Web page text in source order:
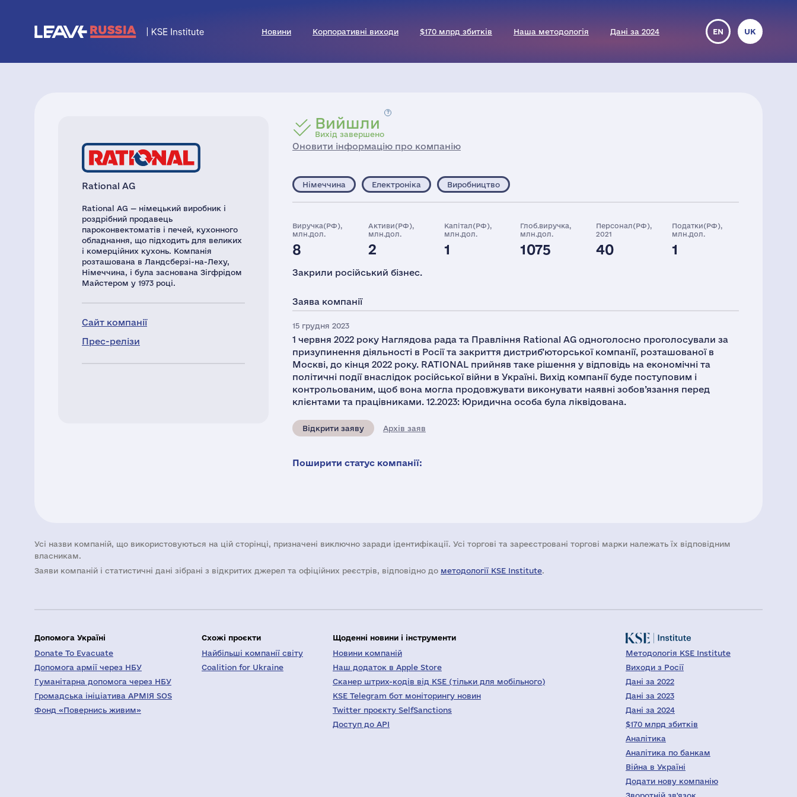
Новини Корпоративні виходи $170 млрд збитків Наша методологія Дані за 2024 EN UK
Rational AG
Rational AG — німецький виробник і
роздрібний продавець
пароконвектоматів і печей, кухонного
обладнання, що підходить для великих
і комерційних кухонь. Компанія
розташована в Ландсберзі-на-Леху,
Німеччина, і була заснована Зігфрідом
Майстером у 1973 році.
Сайт компанії
Прес-релізи
Вийшли
Вихід завершено
Оновити інформацію про компанію
Німеччина Електроніка Виробництво
Виручка(РФ),
млн.дол.
8
Активи(РФ),
млн.дол.
2
Капітал(РФ),
млн.дол.
1
Глоб.виручка,
млн.дол.
1075
Персонал(РФ),
2021
40
Податки(РФ),
млн.дол.
1
Закрили російський бізнес.
Заява компанії
15 грудня 2023
1 червня 2022 року Наглядова рада та Правління Rational AG одноголосно проголосували за
призупинення діяльності в Росії та закриття дистриб’юторської компанії, розташованої в
Москві, до кінця 2022 року. RATIONAL прийняв таке рішення у відповідь на економічні та
політичні події внаслідок російської війни в Україні. Вихід компанії буде поступовим і
контрольованим, щоб вона могла продовжувати виконувати наявні зобов’язання перед
клієнтами та працівниками. 12.2023: Юридична особа була ліквідована.
Відкрити заяву Архів заяв
Поширити статус компанії:
Усі назви компаній, що використовуються на цій сторінці, призначені виключно заради ідентифікації. Усі торгові та зареєстровані торгові марки належать їх відповідним
власникам.
Заяви компаній i статистичні дані зібрані з відкритих джерел та офіційних реєстрів, відповідно до методології KSE Institute.
Допомога Україні
Donate To Evacuate
Допомога армії через НБУ
Гуманітарна допомога через НБУ
Громадська ініціатива АРМІЯ SOS
Фонд «Повернись живим»
Схожі проєкти
Найбільші компанії світу
Coalition for Ukraine
Щоденні новини і інструменти
Новини компаній
Наш додаток в Apple Store
Сканер штрих-кодів від KSE (тільки для мобільного)
KSE Telegram бот моніторингу новин
Twitter проєкту SelfSanctions
Доступ до API
Методологія KSE Institute
Виходи з Росії
Дані за 2022
Дані за 2023
Дані за 2024
$170 млрд збитків
Аналітика
Аналітика по банкам
Війна в Україні
Додати нову компанію
Зворотній зв'язок